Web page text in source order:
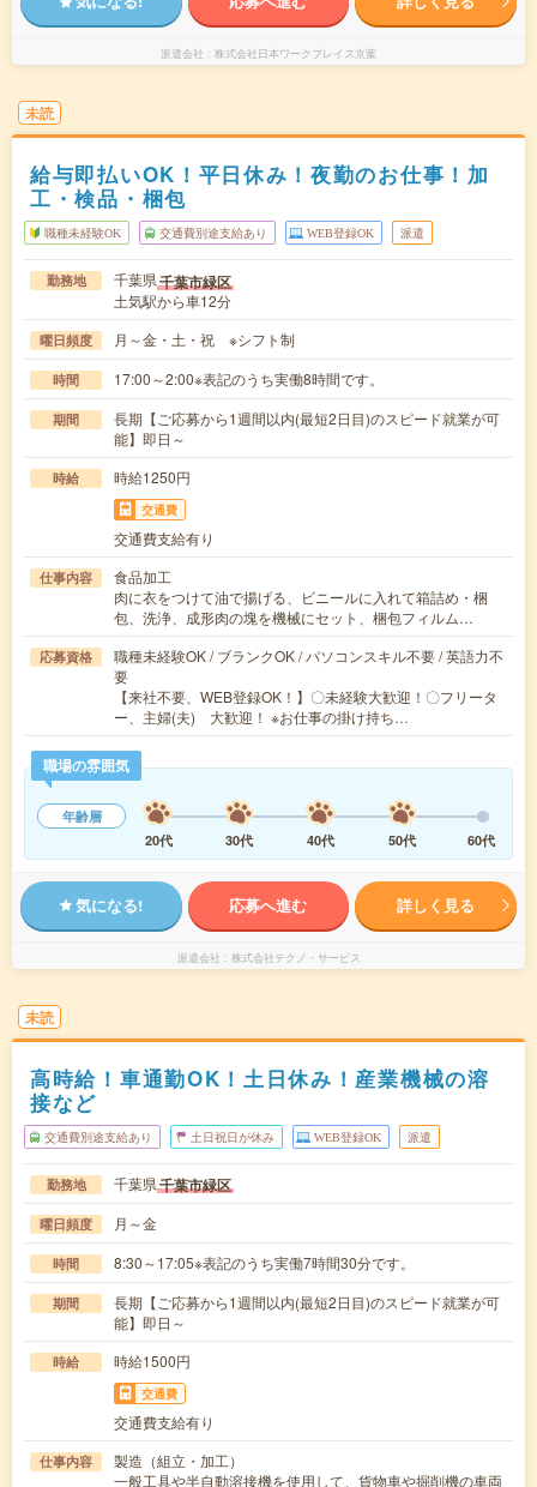
派遣会社 株式会社日本ワークプレイス京葉
未読
給与即払いOK！平日休み！夜勤のお仕事！加
工・検品・梱包
職種未経験OK 交通費別途支給あり WEB登録OK 派遣
勤務地 千葉県千葉市緑区
土気駅から車12分
曜日頻度 月～金・土・祝 ※シフト制
時間 17:00～2:00※表記のうち実働8時間です。
期間
長期【ご応募から1週間以内(最短2日目)のスピード就業が可
能】即日～
時給 時給1250円
交通費
交通費支給有り
仕事内容
食品加工
肉に衣をつけて油で揚げる、ビニールに入れて箱詰め・梱
包、洗浄、成形肉の塊を機械にセット、梱包フィルム…
応募資格
職種未経験OK / ブランクOK / パソコンスキル不要 / 英語力不
要
【来社不要、WEB登録OK！】〇未経験大歓迎！〇フリータ
ー、主婦(夫) 大歓迎！ ※お仕事の掛け持ち…
職場の雰囲気
年齢層
20代
30代 40代 50代 60代
気になる! 応募へ進む 詳しく見る
派遣会社 株式会社テクノ・サービス
未読
高時給！車通勤OK！土日休み！産業機械の溶
接など
交通費別途支給あり 土日祝日が休み WEB登録OK 派遣
勤務地 千葉県千葉市緑区
曜日頻度 月～金
時間 8:30～17:05※表記のうち実働7時間30分です。
期間
長期【ご応募から1週間以内(最短2日目)のスピード就業が可
能】即日～
時給 時給1500円
交通費
交通費支給有り
仕事内容
製造（組立・加工）
一般工具や半自動溶接機を使用して、貨物車や掘削機の車両